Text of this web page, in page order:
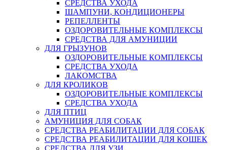
СРЕДСТВА УХОДА
ШАМПУНИ, КОНДИЦИОНЕРЫ
РЕПЕЛЛЕНТЫ
ОЗДОРОВИТЕЛЬНЫЕ КОМПЛЕКСЫ
СРЕДСТВА ДЛЯ АМУНИЦИИ
ДЛЯ ГРЫЗУНОВ
ОЗДОРОВИТЕЛЬНЫЕ КОМПЛЕКСЫ
СРЕДСТВА УХОДА
ЛАКОМСТВА
ДЛЯ КРОЛИКОВ
ОЗДОРОВИТЕЛЬНЫЕ КОМПЛЕКСЫ
СРЕДСТВА УХОДА
ДЛЯ ПТИЦ
АМУНИЦИЯ ДЛЯ СОБАК
СРЕДСТВА РЕАБИЛИТАЦИИ ДЛЯ СОБАК
СРЕДСТВА РЕАБИЛИТАЦИИ ДЛЯ КОШЕК
СРЕДСТВА ДЛЯ УЗИ